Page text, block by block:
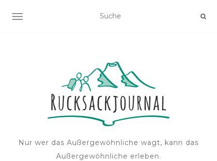
NAVIGATION EIN-/AUSSCHALTEN
Nur wer das Außergewöhnliche wagt, kann das
Außergewöhnliche erleben.